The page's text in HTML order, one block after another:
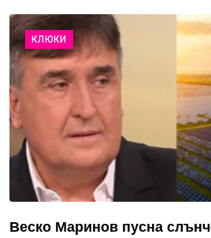
КЛЮКИ
Веско Маринов пусна